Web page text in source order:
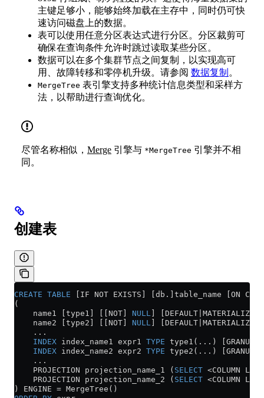
主键足够小，能够始终加载在主存中，同时仍可快
速访问磁盘上的数据。
表可以使用任意分区表达式进行分区。分区裁剪可
确保在查询条件允许时跳过读取某些分区。
数据可以在多个集群节点之间复制，以实现高可
用、故障转移和零停机升级。请参阅 数据复制 。
MergeTree 表引擎支持多种统计信息类型和采样方
法，以帮助进行查询优化。
尽管名称相似， Merge 引擎与 *MergeTree 引擎并不相
同。
创建表
CREATE TABLE [IF NOT EXISTS] [db.]table_name [ON
(
    name1 [type1] [[NOT]
NULL ]
    name2 [type2] [[NOT]
NULL ]
    ...
    INDEX
index_name1 expr1 TYPE type1(...)
    INDEX
index_name2 expr2 TYPE type2(...)
    ...
    PROJECTION projection_name_1 (
SELECT <COLUMN
    PROJECTION projection_name_2 (
SELECT <COLUMN
) ENGINE = MergeTree()